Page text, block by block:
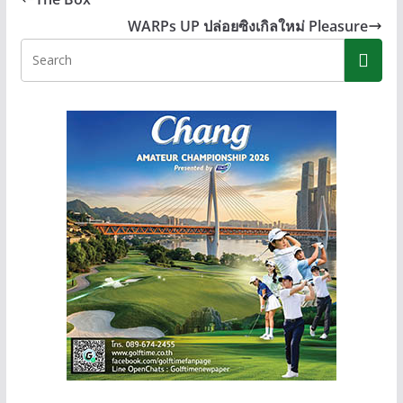
o
k
n
g
er
Li
n
k
WARPs UP ปล่อยซิงเกิลใหม่ Pleasure